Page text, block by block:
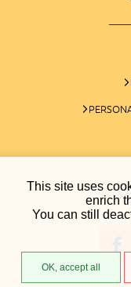
This site uses
enrich
You can still
OK, accept all